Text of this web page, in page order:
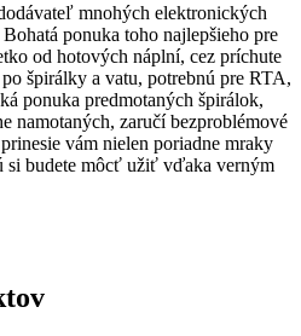
mnohých elektronických
ponuka toho najlepšieho pre
od hotových náplní, cez príchute
špirálky a vatu, potrebnú pre RTA,
ponuka predmotaných špirálok,
namotaných, zaručí bezproblémové
vám nielen poriadne mraky
si budete môcť užiť vďaka verným